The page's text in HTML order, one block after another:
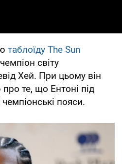
таблоїду The Sun
світу
Хей. При цьому він
те, що Ентоні під
пояси.